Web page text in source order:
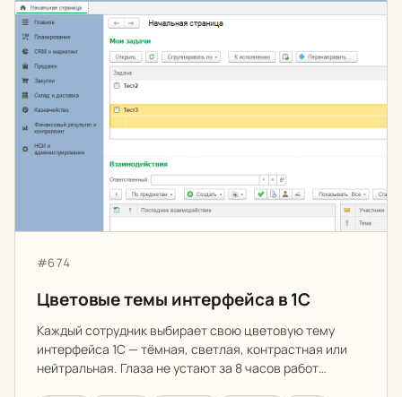
Цветовые темы интерфейса в 1С
Артикул:
#674
Цветовые темы интерфейса в 1С
Каждый сотрудник выбирает свою цветовую тему
интерфейса 1С — тёмная, светлая, контрастная или
нейтральная. Глаза не устают за 8 часов работ…